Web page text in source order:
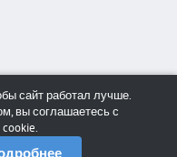
сайт работал лучше.
вы соглашаетесь с